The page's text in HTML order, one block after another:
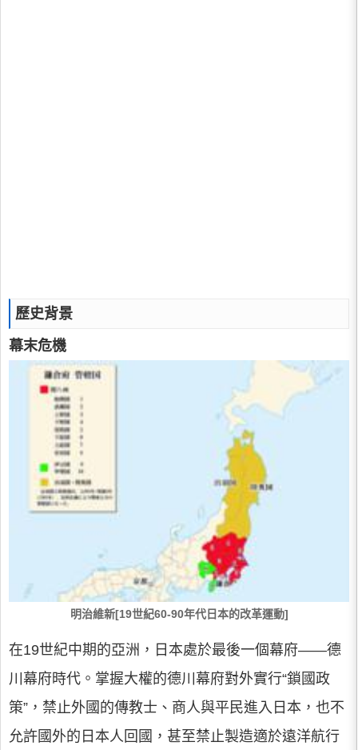
歷史背景
幕末危機
明治維新[19世紀60-90年代日本的改革運動]
在19世紀中期的亞洲，日本處於最後一個幕府——德
川幕府時代。掌握大權的德川幕府對外實行“鎖國政
策”，禁止外國的傳教士、商人與平民進入日本，也不
允許國外的日本人回國，甚至禁止製造適於遠洋航行